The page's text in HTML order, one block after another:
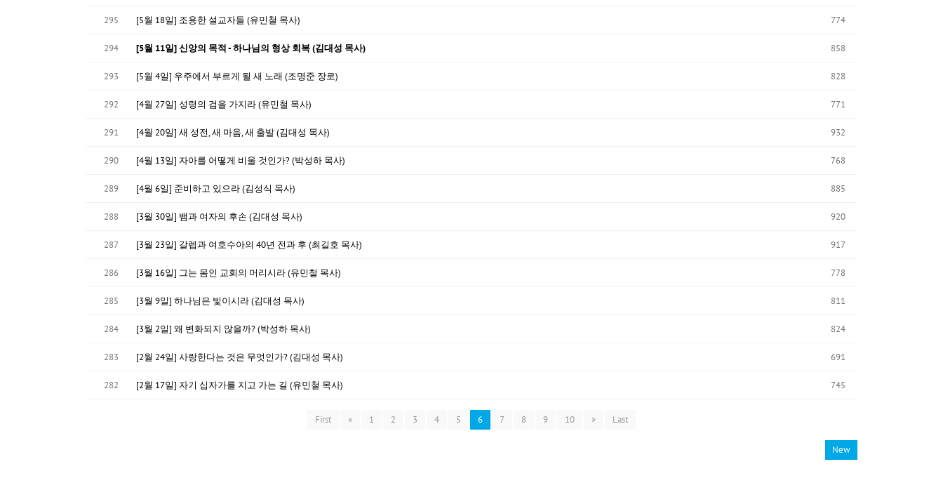
295 [5월 18일] 조용한 설교자들 (유민철 목사) 774
294 [5월 11일] 신앙의 목적 - 하나님의 형상 회복 (김대성 목사) 858
293 [5월 4일] 우주에서 부르게 될 새 노래 (조명준 장로) 828
292 [4월 27일] 성령의 검을 가지라 (유민철 목사) 771
291 [4월 20일] 새 성전, 새 마음, 새 출발 (김대성 목사) 932
290 [4월 13일] 자아를 어떻게 비울 것인가? (박성하 목사) 768
289 [4월 6일] 준비하고 있으라 (김성식 목사) 885
288 [3월 30일] 뱀과 여자의 후손 (김대성 목사) 920
287 [3월 23일] 갈렙과 여호수아의 40년 전과 후 (최길호 목사) 917
286 [3월 16일] 그는 몸인 교회의 머리시라 (유민철 목사) 778
285 [3월 9일] 하나님은 빛이시라 (김대성 목사) 811
284 [3월 2일] 왜 변화되지 않을까? (박성하 목사) 824
283 [2월 24일] 사랑한다는 것은 무엇인가? (김대성 목사) 691
282 [2월 17일] 자기 십자가를 지고 가는 길 (유민철 목사) 745
First « 1 2 3 4 5 6 7 8 9 10 » Last
New